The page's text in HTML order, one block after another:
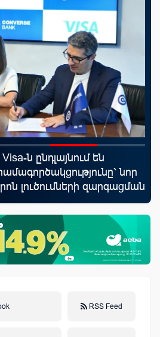
ն ընդլայնում են
նոր
լուծումների զարգացման
RSS Feed